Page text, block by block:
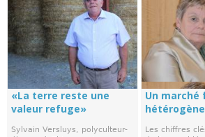
«La terre reste une
valeur refuge»
Sylvain Versluys, polyculteur-
Un marché
Les chiffres